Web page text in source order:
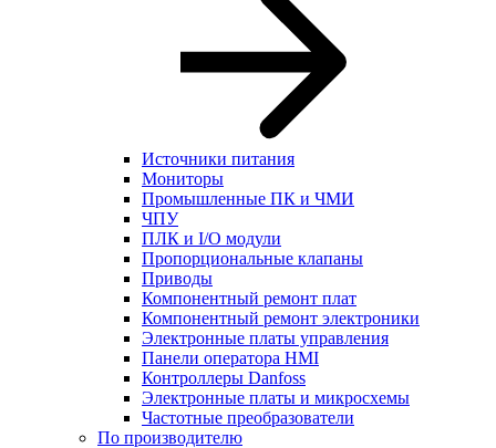
Источники питания
Мониторы
Промышленные ПК и ЧМИ
ЧПУ
ПЛК и I/O модули
Пропорциональные клапаны
Приводы
Компонентный ремонт плат
Компонентный ремонт электроники
Электронные платы управления
Панели оператора HMI
Контроллеры Danfoss
Электронные платы и микросхемы
Частотные преобразователи
По производителю